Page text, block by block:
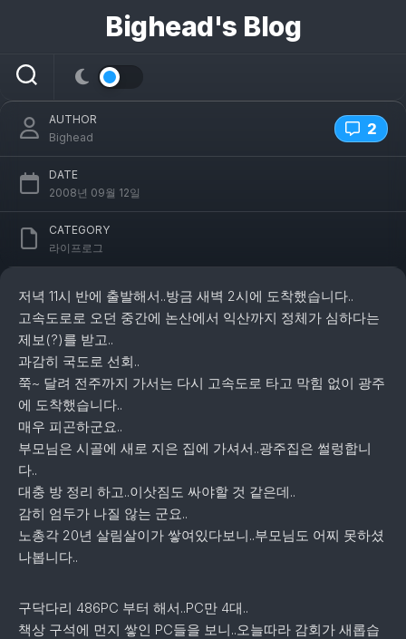
너
Bighead's Blog
설연휴..광주로 고고싱!
2
AUTHOR
Bighead
DATE
2008년 09월 12일
CATEGORY
라이프로그
저녁 11시 반에 출발해서..방금 새벽 2시에 도착했습니다..
고속도로로 오던 중간에 논산에서 익산까지 정체가 심하다는
제보(?)를 받고..
과감히 국도로 선회..
쭉~ 달려 전주까지 가서는 다시 고속도로 타고 막힘 없이 광주
에 도착했습니다..
매우 피곤하군요..
부모님은 시골에 새로 지은 집에 가셔서..광주집은 썰렁합니
다..
대충 방 정리 하고..이삿짐도 싸야할 것 같은데..
감히 엄두가 나질 않는 군요..
노총각 20년 살림살이가 쌓여있다보니..부모님도 어찌 못하셨
나봅니다..
구닥다리 486PC 부터 해서..PC만 4대..
책상 구석에 먼지 쌓인 PC들을 보니..오늘따라 감회가 새롭습